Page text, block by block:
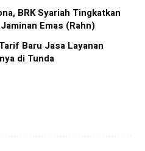
BRK Syariah Tingkatkan
Emas (Rahn)
Baru Jasa Layanan
di Tunda